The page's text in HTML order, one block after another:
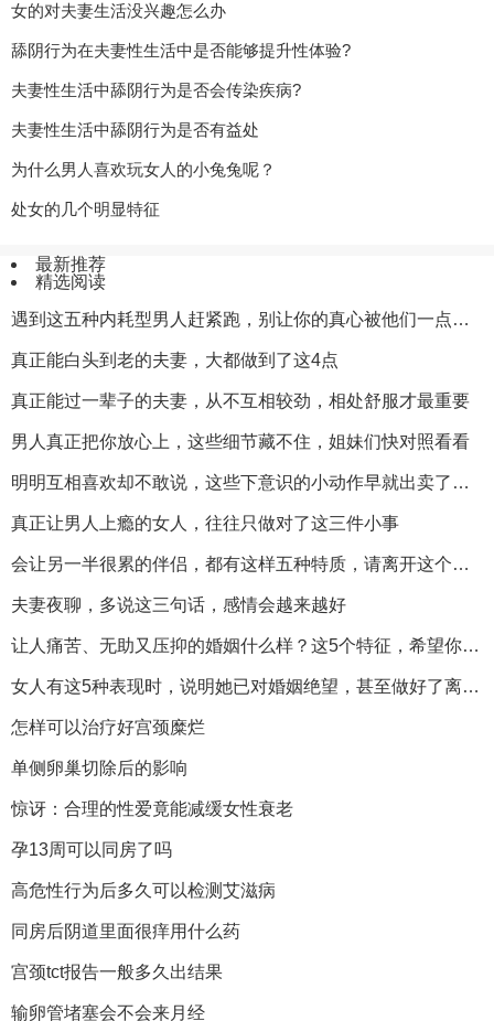
女的对夫妻生活没兴趣怎么办
舔阴行为在夫妻性生活中是否能够提升性体验?
夫妻性生活中舔阴行为是否会传染疾病?
夫妻性生活中舔阴行为是否有益处
为什么男人喜欢玩女人的小兔兔呢？
处女的几个明显特征
最新推荐
精选阅读
遇到这五种内耗型男人赶紧跑，别让你的真心被他们一点点消耗殆尽
真正能白头到老的夫妻，大都做到了这4点
真正能过一辈子的夫妻，从不互相较劲，相处舒服才最重要
男人真正把你放心上，这些细节藏不住，姐妹们快对照看看
明明互相喜欢却不敢说，这些下意识的小动作早就出卖了你们
真正让男人上瘾的女人，往往只做对了这三件小事
会让另一半很累的伴侣，都有这样五种特质，请离开这个消耗你的人
夫妻夜聊，多说这三句话，感情会越来越好
让人痛苦、无助又压抑的婚姻什么样？这5个特征，希望你不会遇到
女人有这5种表现时，说明她已对婚姻绝望，甚至做好了离开的准备
怎样可以治疗好宫颈糜烂
单侧卵巢切除后的影响
惊讶：合理的性爱竟能减缓女性衰老
孕13周可以同房了吗
高危性行为后多久可以检测艾滋病
同房后阴道里面很痒用什么药
宫颈tct报告一般多久出结果
输卵管堵塞会不会来月经